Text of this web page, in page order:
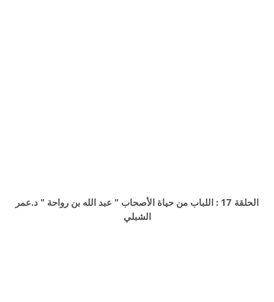
الحلقة 17 : اللباب من حياة الأصحاب " عبد الله بن رواحة " د.عمر
الشبلي